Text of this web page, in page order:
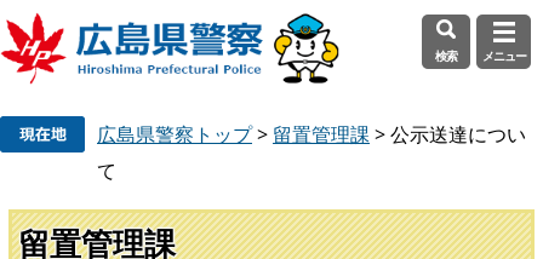
先
頭
を
飛
検索 メニュー
広島県警察トップ> 留置管理課>公示送達につい
て
留置管理課